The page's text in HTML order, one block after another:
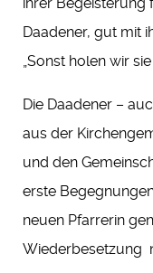
ihrer Begeisterung
Daadener, gut mit
„Sonst holen wir
Die Daadener –
aus der
und den
erste
neuen Pfarrerin
Wiederbesetzung